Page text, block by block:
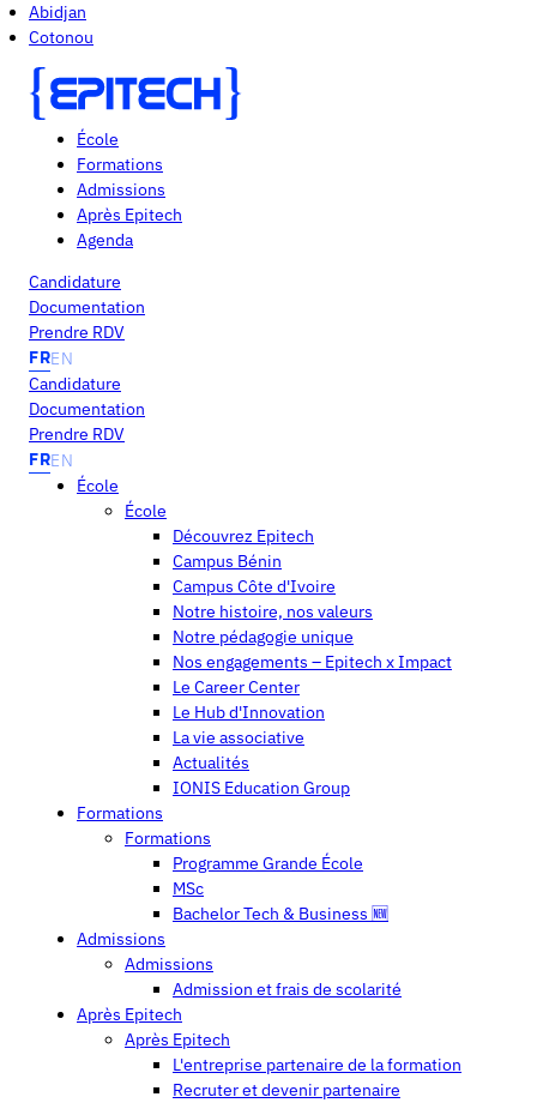
Abidjan
Cotonou
École
Formations
Admissions
Après Epitech
Agenda
Candidature
Documentation
Prendre RDV
FREN
Candidature
Documentation
Prendre RDV
FREN
École
École
Découvrez Epitech
Campus Bénin
Campus Côte d'Ivoire
Notre histoire, nos valeurs
Notre pédagogie unique
Nos engagements – Epitech x Impact
Le Career Center
Le Hub d'Innovation
La vie associative
Actualités
IONIS Education Group
Formations
Formations
Programme Grande École
MSc
Bachelor Tech & Business 🆕
Admissions
Admissions
Admission et frais de scolarité
Après Epitech
Après Epitech
L'entreprise partenaire de la formation
Recruter et devenir partenaire